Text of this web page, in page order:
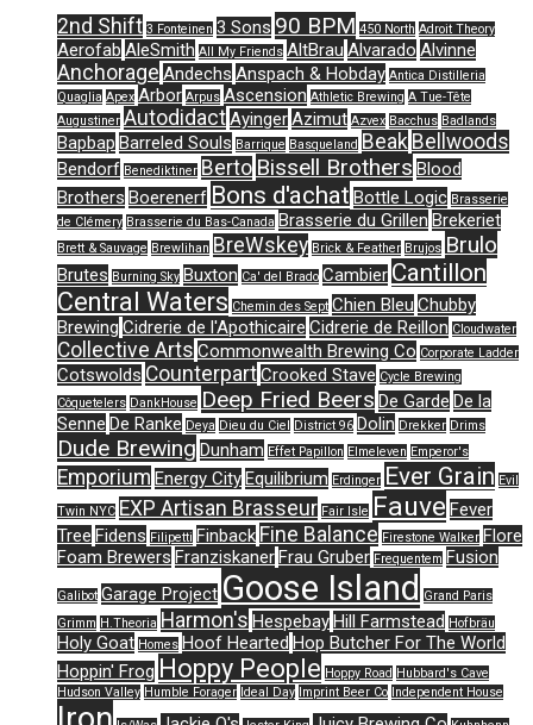
2nd Shift 3 Fonteinen 3 Sons 90 BPM 450 North Adroit Theory
Aerofab AleSmith All My Friends AltBrau Alvarado Alvinne
Anchorage Andechs Anspach & Hobday Antica Distilleria
Quaglia Apex Arbor Arpus Ascension Athletic Brewing A Tue-Tête
Augustiner AutodidactAyingerAzimut Azvex Bacchus Badlands
Bapbap Barreled Souls Barrique Basqueland Beak Bellwoods
Bendorf Benediktiner Berto Bissell Brothers Blood
Brothers Boerenerf Bons d'achat Bottle Logic Brasserie
de Clémery Brasserie du Bas-Canada Brasserie du Grillen Brekeriet
Brett & Sauvage Brewlihan BreWskey Brick & Feather Brujos Brulo
Brutes Burning Sky Buxton Ca' del Brado Cambier Cantillon
Central Waters Chemin des Sept Chien Bleu Chubby
Brewing Cidrerie de l'Apothicaire Cidrerie de Reillon Cloudwater
Collective Arts Commonwealth Brewing Co Corporate Ladder
Cotswolds CounterpartCrooked Stave Cycle Brewing
Côquetelers DankHouse Deep Fried Beers De Garde De la
Senne De Ranke Deya Dieu du Ciel District 96 Dolin Drekker Drims
Dude Brewing Dunham Effet Papillon Elmeleven Emperor's
Emporium Energy CityEquilibrium Erdinger Ever Grain Evil
Twin NYC EXP Artisan Brasseur Fair Isle Fauve Fever
Tree Fidens Filipetti Finback Fine Balance Firestone Walker Flore
Foam Brewers FranziskanerFrau Gruber Frequentem Fusion
Galibot Garage Project Goose Island
Grand Paris
Grimm H.Theoria Harmon's HespebayHill Farmstead Hofbräu
Holy Goat Homes Hoof Hearted Hop Butcher For The World
Hoppin' Frog Hoppy People Hoppy Road Hubbard's Cave
Hudson Valley Humble Forager Ideal Day Imprint Beer Co Independent House